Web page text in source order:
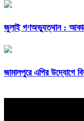
জুলাই গণঅভ্যুত্থান :
জামালপুরে এপির উদ্যোগে